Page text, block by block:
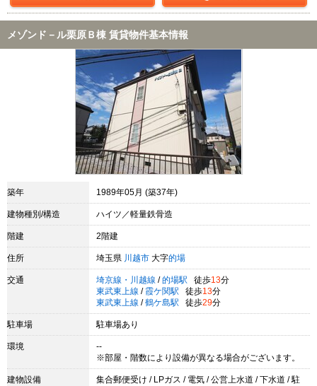
メゾンド－ル栗原Ｂ棟 賃貸物件基本情報
築年 1989年05月 (築37年)
建物種別/構造 ハイツ／軽量鉄骨造
階建 2階建
住所 埼玉県 川越市 大字的場
交通 埼京線・川越線 / 的場駅 徒歩13分
東武東上線 / 霞ケ関駅 徒歩13分
東武東上線 / 鶴ケ島駅 徒歩29分
駐車場 駐車場あり
環境
--
※部屋・階数により設備が異なる場合がございます。
建物設備
集合郵便受け / LPガス / 電気 / 公営上水道 / 下水道 / 駐